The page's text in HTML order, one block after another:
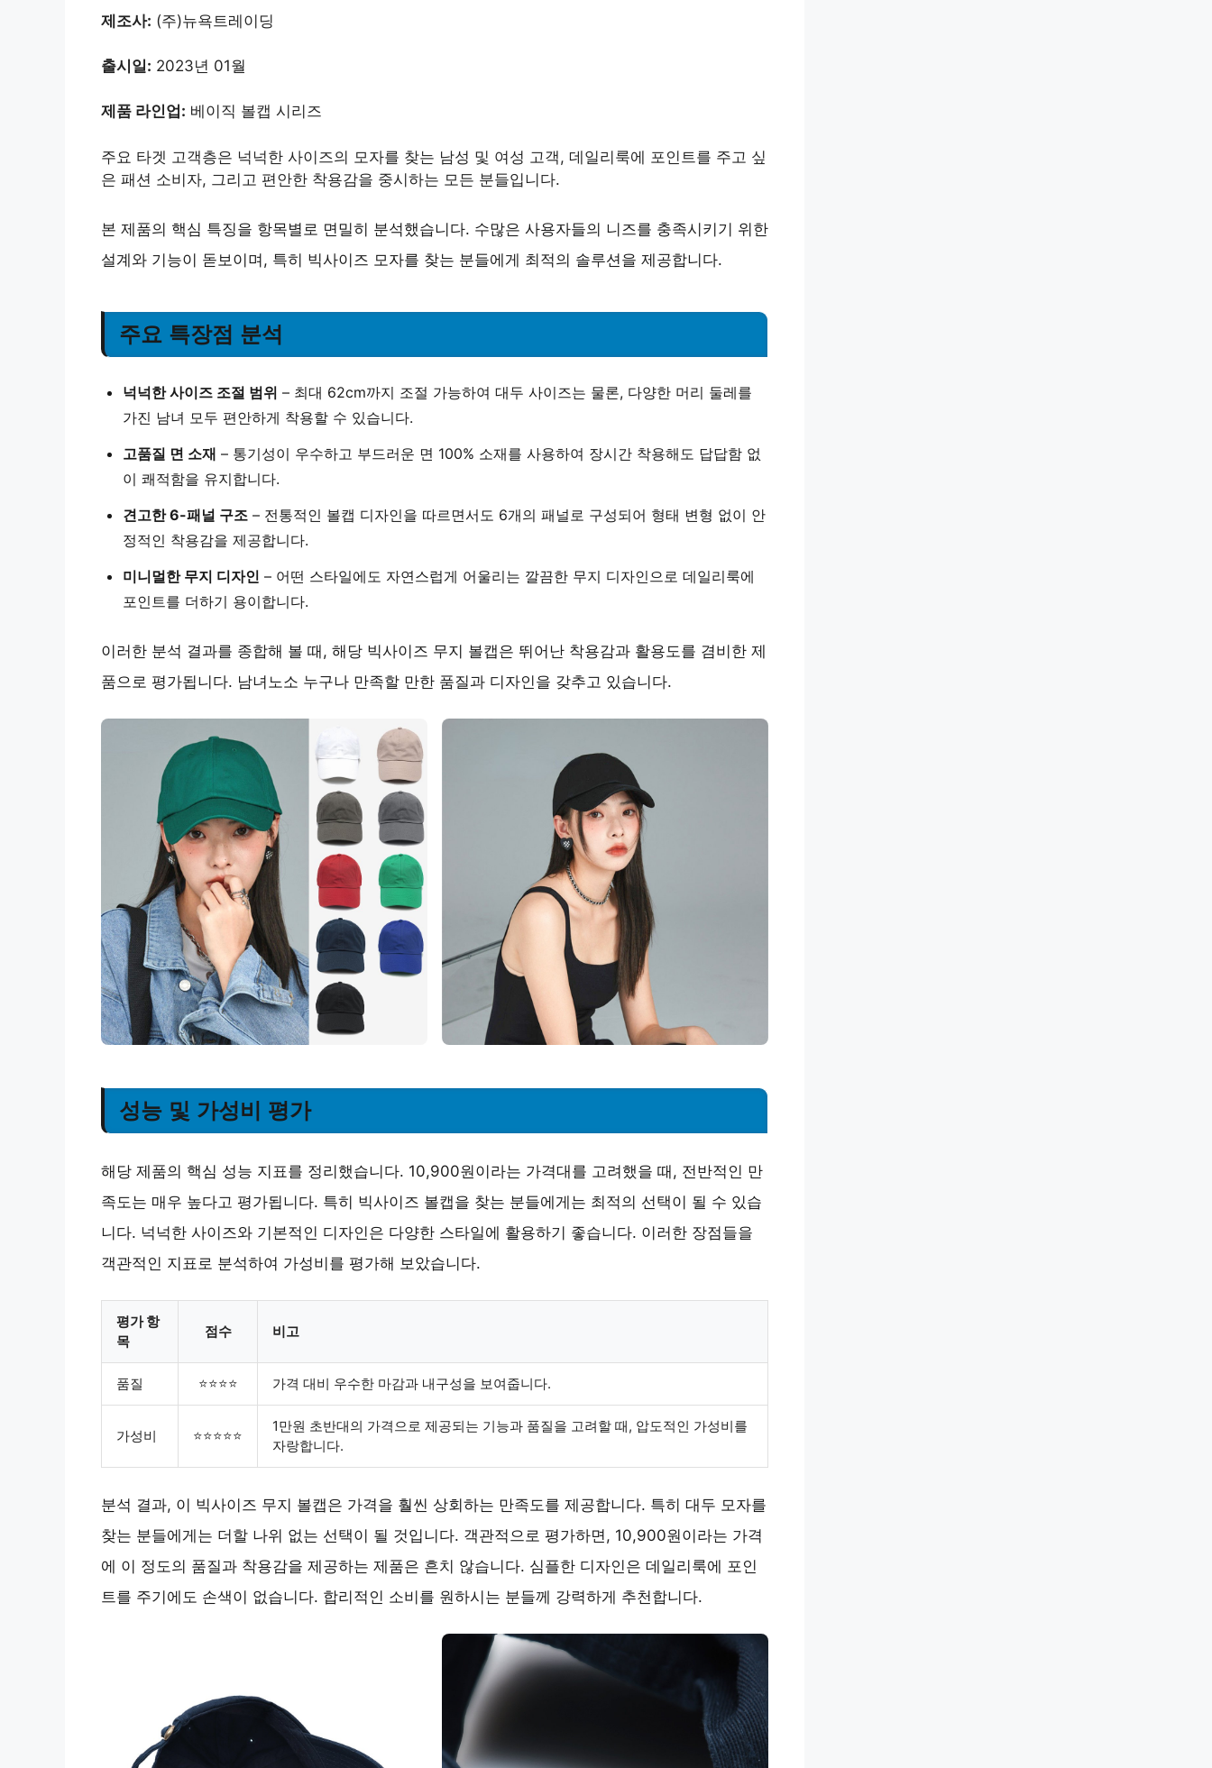
제조사: (주)뉴욕트레이딩
출시일: 2023년 01월
제품 라인업: 베이직 볼캡 시리즈
주요 타겟 고객층은 넉넉한 사이즈의 모자를 찾는 남성 및 여성 고객, 데일리룩에 포인트를 주고 싶
은 패션 소비자, 그리고 편안한 착용감을 중시하는 모든 분들입니다.
본 제품의 핵심 특징을 항목별로 면밀히 분석했습니다. 수많은 사용자들의 니즈를 충족시키기 위한
설계와 기능이 돋보이며, 특히 빅사이즈 모자를 찾는 분들에게 최적의 솔루션을 제공합니다.
주요 특장점 분석
넉넉한 사이즈 조절 범위 – 최대 62cm까지 조절 가능하여 대두 사이즈는 물론, 다양한 머리 둘레를
가진 남녀 모두 편안하게 착용할 수 있습니다.
고품질 면 소재 – 통기성이 우수하고 부드러운 면 100% 소재를 사용하여 장시간 착용해도 답답함 없
이 쾌적함을 유지합니다.
견고한 6-패널 구조 – 전통적인 볼캡 디자인을 따르면서도 6개의 패널로 구성되어 형태 변형 없이 안
정적인 착용감을 제공합니다.
미니멀한 무지 디자인 – 어떤 스타일에도 자연스럽게 어울리는 깔끔한 무지 디자인으로 데일리룩에
포인트를 더하기 용이합니다.
이러한 분석 결과를 종합해 볼 때, 해당 빅사이즈 무지 볼캡은 뛰어난 착용감과 활용도를 겸비한 제
품으로 평가됩니다. 남녀노소 누구나 만족할 만한 품질과 디자인을 갖추고 있습니다.
성능 및 가성비 평가
해당 제품의 핵심 성능 지표를 정리했습니다. 10,900원이라는 가격대를 고려했을 때, 전반적인 만
족도는 매우 높다고 평가됩니다. 특히 빅사이즈 볼캡을 찾는 분들에게는 최적의 선택이 될 수 있습
니다. 넉넉한 사이즈와 기본적인 디자인은 다양한 스타일에 활용하기 좋습니다. 이러한 장점들을
객관적인 지표로 분석하여 가성비를 평가해 보았습니다.
평가 항
목
점수 비고
품질 ⭐⭐⭐⭐ 가격 대비 우수한 마감과 내구성을 보여줍니다.
가성비 ⭐⭐⭐⭐⭐
1만원 초반대의 가격으로 제공되는 기능과 품질을 고려할 때, 압도적인 가성비를
자랑합니다.
분석 결과, 이 빅사이즈 무지 볼캡은 가격을 훨씬 상회하는 만족도를 제공합니다. 특히 대두 모자를
찾는 분들에게는 더할 나위 없는 선택이 될 것입니다. 객관적으로 평가하면, 10,900원이라는 가격
에 이 정도의 품질과 착용감을 제공하는 제품은 흔치 않습니다. 심플한 디자인은 데일리룩에 포인
트를 주기에도 손색이 없습니다. 합리적인 소비를 원하시는 분들께 강력하게 추천합니다.